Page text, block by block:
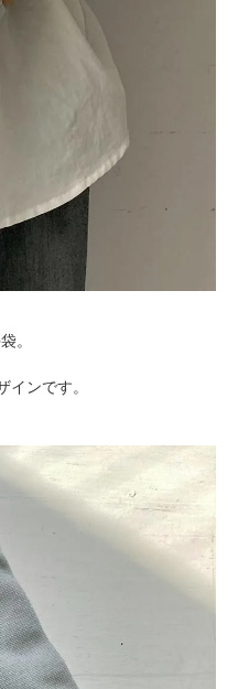
。
ンです。